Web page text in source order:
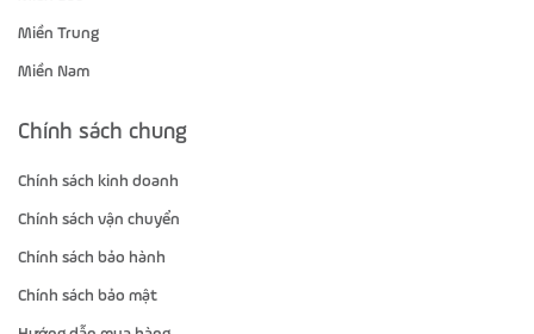
Miền Trung
Miền Nam
Chính sách chung
Chính sách kinh doanh
Chính sách vận chuyển
Chính sách bảo hành
Chính sách bảo mật